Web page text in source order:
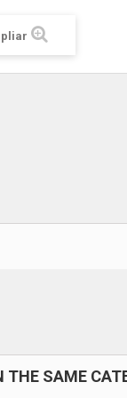
THE SAME